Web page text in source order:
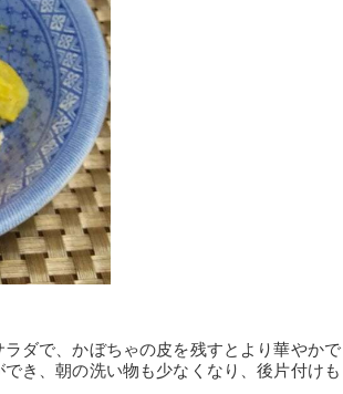
ダで、かぼちゃの皮を残すとより華やかで
き、朝の洗い物も少なくなり、後片付けも